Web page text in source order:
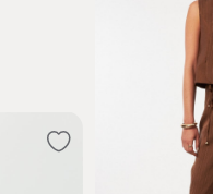
İndirim